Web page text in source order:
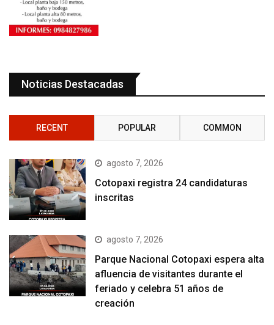
Noticias Destacadas
RECENT POPULAR COMMON
agosto 7, 2026
Cotopaxi registra 24 candidaturas
inscritas
agosto 7, 2026
Parque Nacional Cotopaxi espera alta
afluencia de visitantes durante el
feriado y celebra 51 años de
creación